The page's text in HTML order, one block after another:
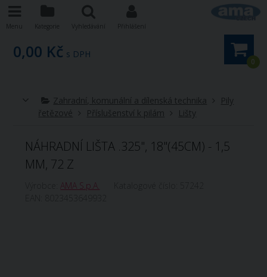
0
0,00 Kč s DPH
Zahradní, komunální a dílenská technika
Pily
řetězové
Příslušenství k pilám Lišty
NÁHRADNÍ LIŠTA .325", 18"(45CM) - 1,5
MM, 72 Z
Výrobce:AMA S.p.A.
Menu Kategorie Vyhledávání Přihlášení